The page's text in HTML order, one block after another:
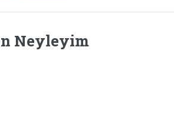
Neyleyim